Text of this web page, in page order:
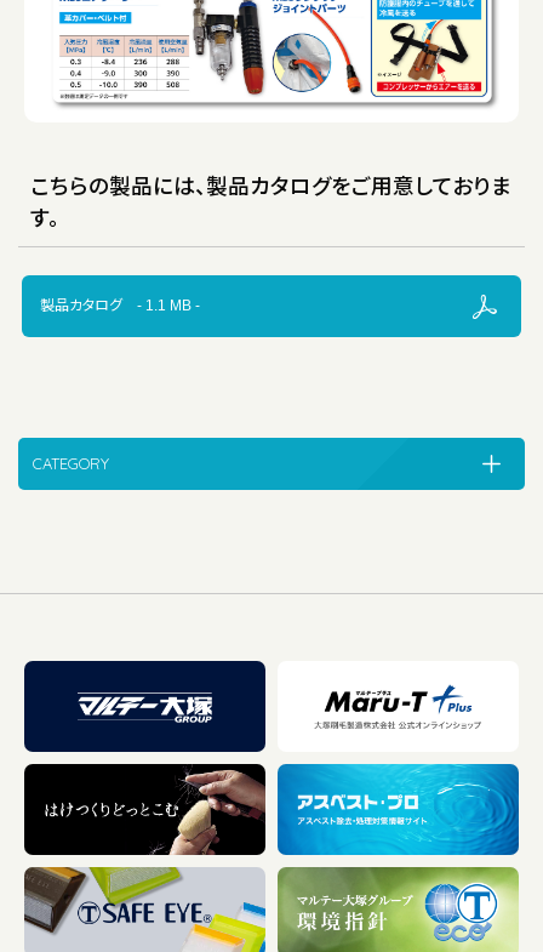
こちらの製品には、製品カタログをご用意しておりま
す。
製品カタログ - 1.1 MB -
CATEGORY